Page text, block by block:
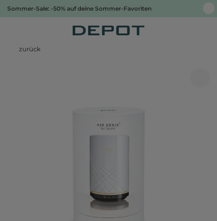
Sommer-Sale: -50% auf deine Sommer-Favoriten
zurück